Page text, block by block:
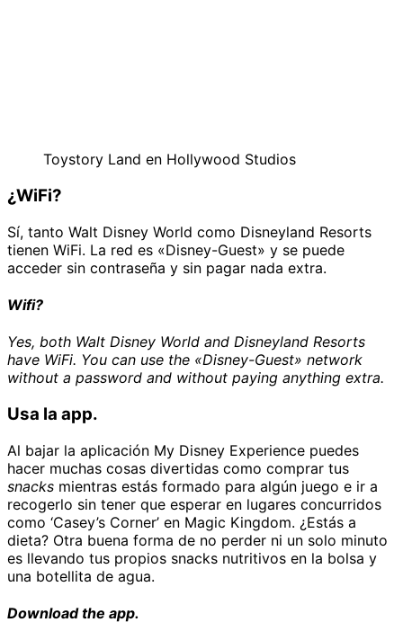
Toystory Land en Hollywood Studios
¿WiFi?
Sí, tanto Walt Disney World como Disneyland Resorts
tienen WiFi. La red es «Disney-Guest» y se puede
acceder sin contraseña y sin pagar nada extra.
Wifi?
Yes, both Walt Disney World and Disneyland Resorts
have WiFi. You can use the «Disney-Guest» network
without a password and without paying anything extra.
Usa la app.
Al bajar la aplicación My Disney Experience puedes
hacer muchas cosas divertidas como comprar tus
snacks mientras estás formado para algún juego e ir a
recogerlo sin tener que esperar en lugares concurridos
como ‘Casey’s Corner’ en Magic Kingdom. ¿Estás a
dieta? Otra buena forma de no perder ni un solo minuto
es llevando tus propios snacks nutritivos en la bolsa y
una botellita de agua.
Download the app.